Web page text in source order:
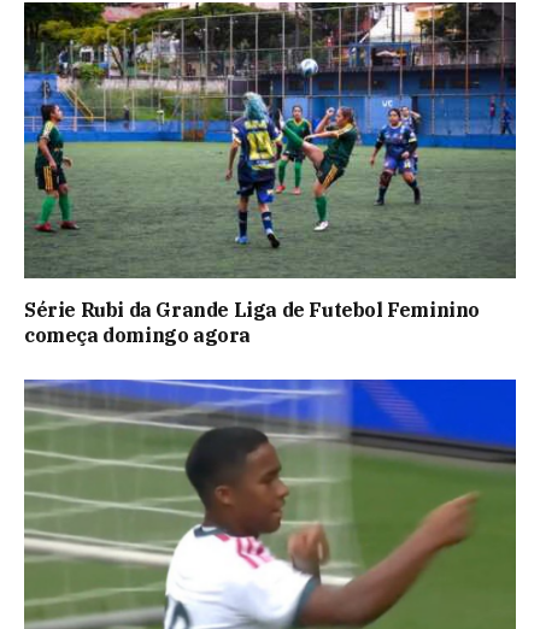
Série Rubi da Grande Liga de Futebol Feminino
começa domingo agora